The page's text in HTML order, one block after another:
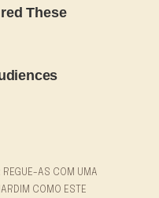
REGUE-AS COM UMA
COMO ESTE